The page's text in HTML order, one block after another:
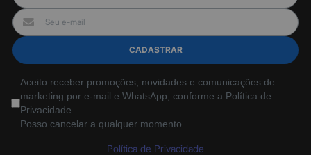
CADASTRAR
Aceito receber promoções, novidades e comunicações de
marketing por e-mail e WhatsApp, conforme a Política de
Privacidade.
Posso cancelar a qualquer momento.
Política de Privacidade